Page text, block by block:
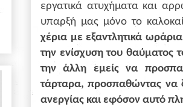
εργατικά ατυχήματα και
υπαρξή μας μόνο το
χέρια με εξαντλητικά
την ενίσχυση του θαύματος
την άλλη εμείς να
τάρταρα, προσπαθώντας να
ανεργίας και εφόσον αυτό